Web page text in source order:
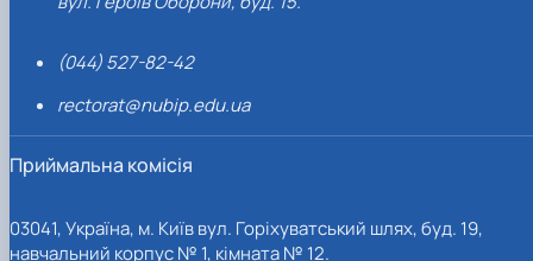
(044) 527-82-42
rectorat@nubip.edu.ua
Приймальна комісія
03041, Україна, м. Київ вул. Горіхуватський шлях, буд. 19,
навчальний корпус № 1, кімната № 12.